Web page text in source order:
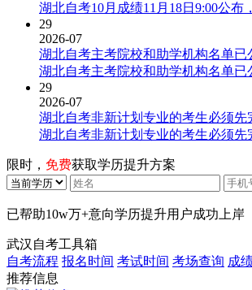
湖北自考10月成绩11月18日9:00公布
29
2026-07
湖北自考主考院校和助学机构名单已
湖北自考主考院校和助学机构名单已
29
2026-07
湖北自考非新计划专业的考生必须先
湖北自考非新计划专业的考生必须先
限时， 免费获取学历提升方案
已帮助10w万+意向学历提升用户成功上岸
武汉自考工具箱
自考流程 报名时间 考试时间 考场查询 成
推荐信息